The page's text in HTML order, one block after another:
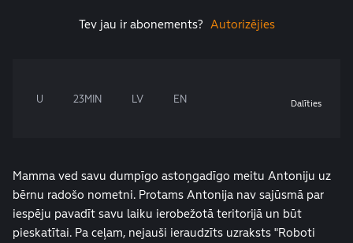
Tev jau ir abonements? Autorizējies
U 23MIN LV EN Dalīties
Mamma ved savu dumpīgo astoņgadīgo meitu Antoniju uz
bērnu radošo nometni. Protams Antonija nav sajūsmā par
iespēju pavadīt savu laiku ierobežotā teritorijā un būt
pieskatītai. Pa ceļam, nejauši ieraudzīts uzraksts "Roboti